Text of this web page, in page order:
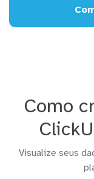
Como
Visualize seus